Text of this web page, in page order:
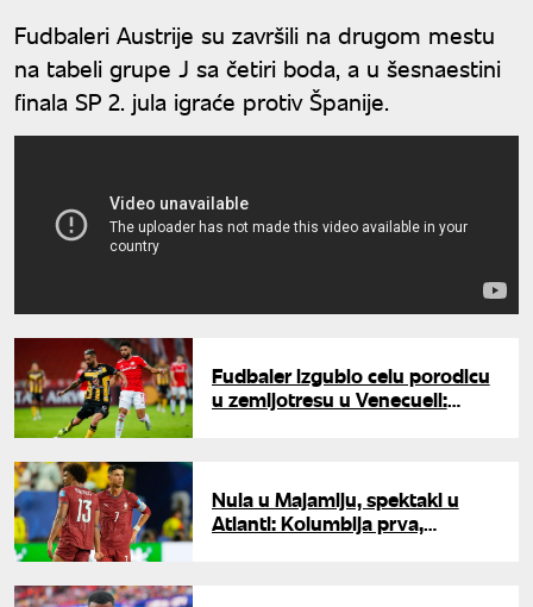
Fudbaleri Austrije su završili na drugom mestu
na tabeli grupe J sa četiri boda, a u šesnaestini
finala SP 2. jula igraće protiv Španije.
Fudbaler izgubio celu porodicu
u zemljotresu u Venecueli:
Nula u Majamiju, spektakl u
Atlanti: Kolumbija prva,